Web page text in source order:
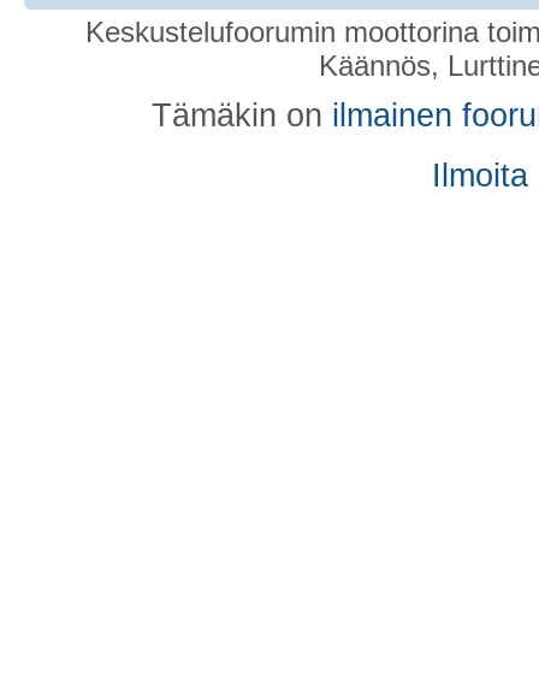
Keskustelufoorumin moottorina
Käännös,
Tämäkin on ilmainen